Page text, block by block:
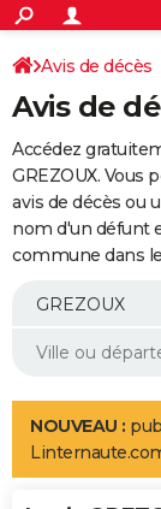
ACTUALITÉS
Politique
Société
Faits Divers
Education
Monde
Villes
+
SPORT
Coupe du monde
Football
Tennis
Cyclisme
Rugby
Forum
Programme TV
TNT
Streaming
Cinéma
Sorties cinéma
Musique
+
FINANCE
Retraite
Epargne
Immobilier
Risques naturels
Banque
Assurance
AUTO
Essais
Réserver un essai
Citadines
Berlines
SUV
Forum auto
+
Mobiles
Meilleur smartphone
Internet
Ordinateurs
Jeux vidéo
Guide high-tech
Aménagement
LIFESTYLE
Art de vivre
Bien-être
Loisirs
Mode
Modes de vie
Avis de décès
Avis de
Accédez
GREZOUX. Vous
avis de décès ou
nom d'un défunt
commune dans
NOUVEAU :